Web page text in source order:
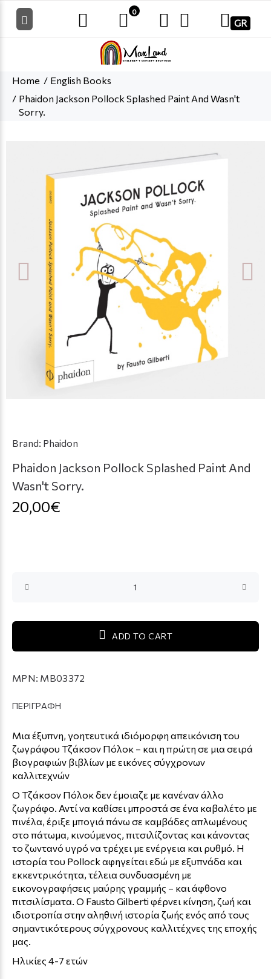
0
GR
Home
English Books
Phaidon Jackson Pollock Splashed Paint And Wasn't
Sorry.
Brand: Phaidon
Phaidon Jackson Pollock Splashed Paint And
Wasn't Sorry.
20,00€
ADD TO CART
MPN: MB03372
ΠΕΡΙΓΡΑΦΗ
Μια έξυπνη, γοητευτικά ιδιόμορφη απεικόνιση του
ζωγράφου Τζάκσον Πόλοκ – και η πρώτη σε μια σειρά
βιογραφιών βιβλίων με εικόνες σύγχρονων
καλλιτεχνών
Ο Τζάκσον Πόλοκ δεν έμοιαζε με κανέναν άλλο
ζωγράφο. Αντί να καθίσει μπροστά σε ένα καβαλέτο με
πινέλα, έριξε μπογιά πάνω σε καμβάδες απλωμένους
στο πάτωμα, κινούμενος, πιτσιλίζοντας και κάνοντας
το ζωντανό υγρό να τρέχει με ενέργεια και ρυθμό. Η
ιστορία του Pollock αφηγείται εδώ με εξυπνάδα και
εκκεντρικότητα, τέλεια συνδυασμένη με
εικονογραφήσεις μαύρης γραμμής – και άφθονο
πιτσιλίσματα. Ο Fausto Gilberti φέρνει κίνηση, ζωή και
ιδιοτροπία στην αληθινή ιστορία ζωής ενός από τους
σημαντικότερους σύγχρονους καλλιτέχνες της εποχής
μας.
Ηλικίες 4-7 ετών